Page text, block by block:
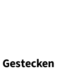
Gestecken